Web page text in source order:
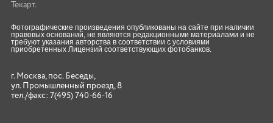
Текарт.
Фотографические произведения опубликованы на сайте при наличии
правовых оснований, не являются редакционными материалами и не
требуют указания авторства в соответствии с условиями
приобретенных Лицензий соответствующих фотобанков.
г. Москва, пос. Беседы,
ул. Промышленный проезд, 8
тел./факс: 7(495) 740-66-16